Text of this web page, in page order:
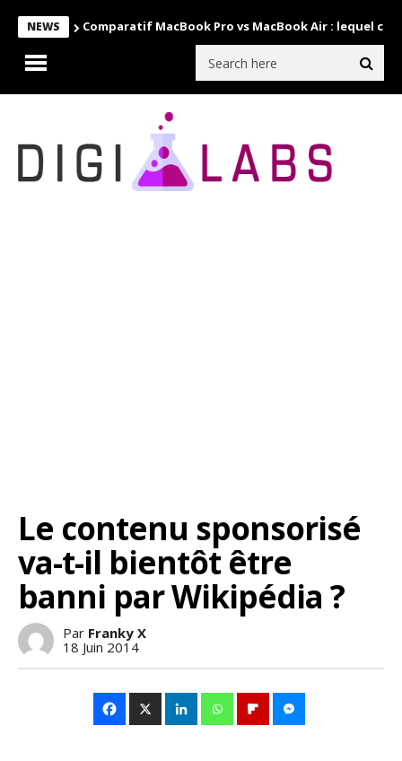
NEWS Comparatif MacBook Pro vs MacBook Air : lequel
Le contenu sponsorisé
va-t-il bientôt être
banni par Wikipédia ?
Par Franky X
18 Juin 2014